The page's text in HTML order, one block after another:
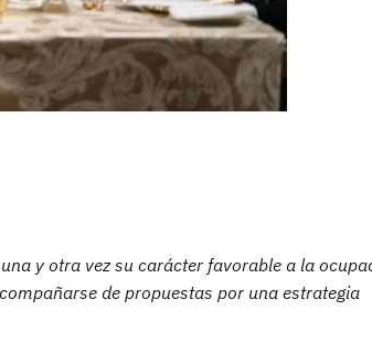
y otra vez su carácter favorable a la
de propuestas por una estrategia